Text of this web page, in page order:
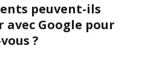
peuvent-ils
Google pour
?